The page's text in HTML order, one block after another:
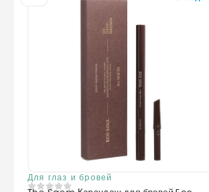
Для глаз и бровей